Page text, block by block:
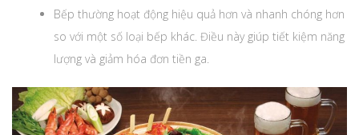
Bếp thường hoạt động hiệu quả hơn và nhanh chóng hơn
so với một số loại bếp khác. Điều này giúp tiết kiệm năng
lượng và giảm hóa đơn tiền ga.